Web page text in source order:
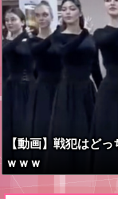
【動画】戦犯はど
ｗｗｗ